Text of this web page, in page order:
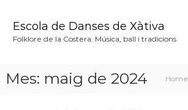
Escola de Danses de Xàtiva
Folklore de la Costera. Música, ball i tradicions
Mes: maig de 2024 Home